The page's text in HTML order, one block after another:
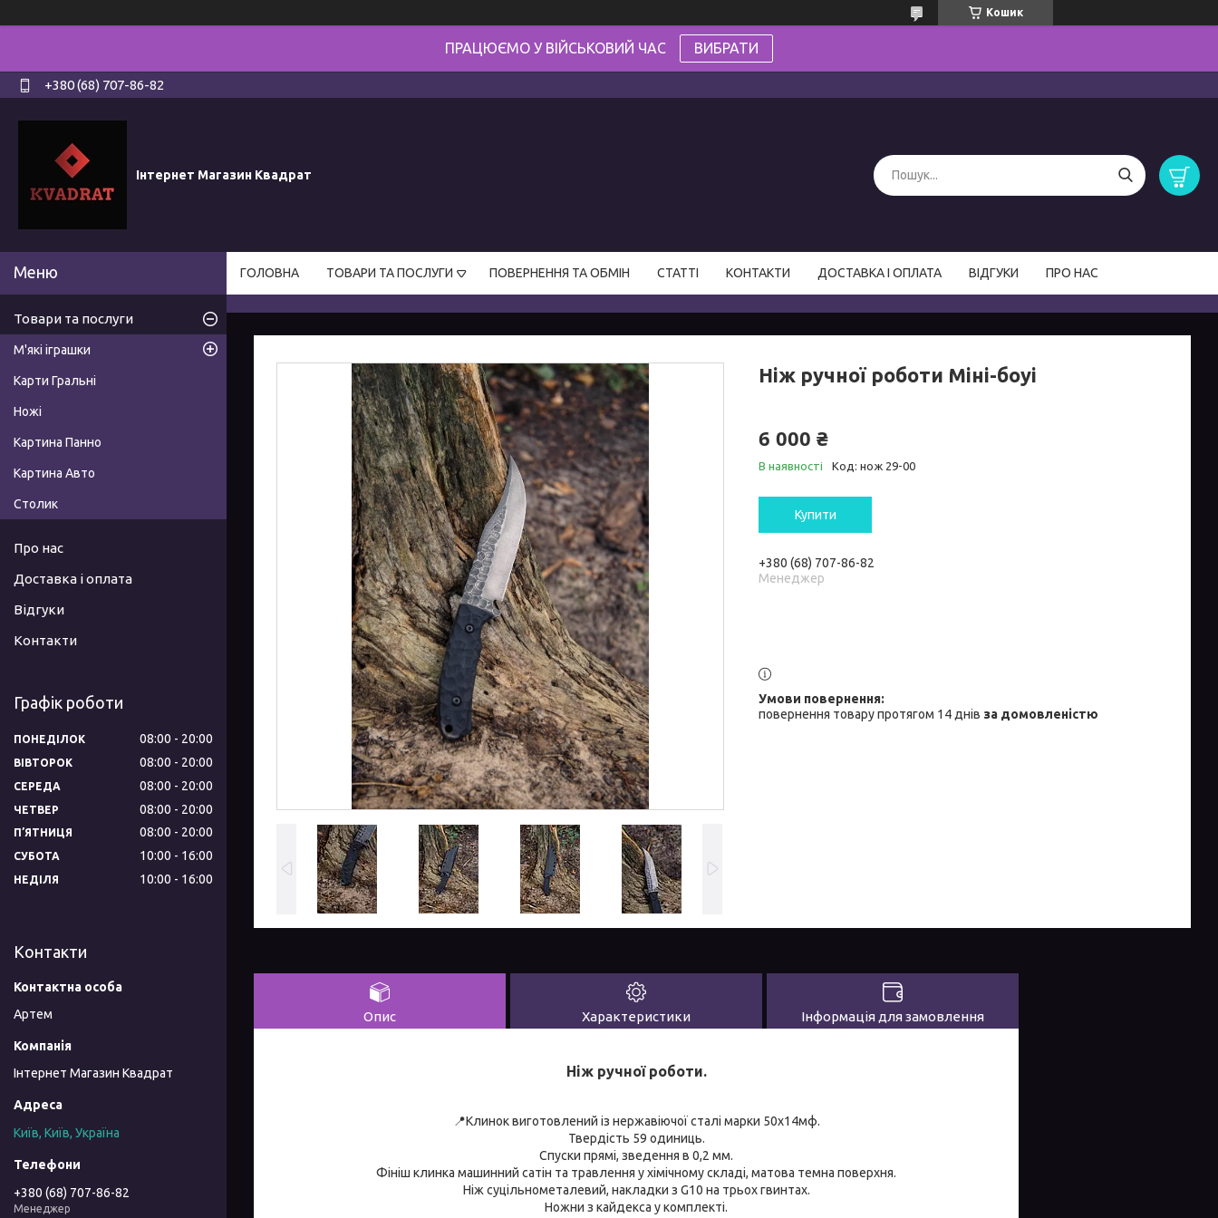
Кошик
ПРАЦЮЄМО У ВІЙСЬКОВИЙ ЧАС ВИБРАТИ
+380 (68) 707-86-82
Інтернет Магазин Квадрат
ГОЛОВНА ТОВАРИ ТА ПОСЛУГИ ПОВЕРНЕННЯ ТА ОБМІН СТАТТІ КОНТАКТИ ДОСТАВКА І ОПЛАТА ВІДГУКИ ПРО НАС
Ніж ручної роботи Міні-боуі
6 000 ₴
В наявності Код: нож 29-00
Купити
+380 (68) 707-86-82
Менеджер
повернення товару протягом 14 днів за домовленістю
Опис Характеристики Інформація для замовлення
Ніж ручної роботи.
📍Клинок виготовлений із нержавіючої сталі марки 50х14мф.
Твердість 59 одиниць.
Спуски прямі, зведення в 0,2 мм.
Фініш клинка машинний сатін та травлення у хімічному складі, матова темна поверхня.
Ніж суцільнометалевий, накладки з G10 на трьох гвинтах.
Ножни з кайдекса у комплекті.
Товари та послуги
М'які іграшки
Карти Гральні
Ножі
Картина Панно
Картина Авто
Столик
Про нас
Доставка і оплата
Відгуки
Контакти
Графік роботи
ПОНЕДІЛОК 08:00 20:00
ВІВТОРОК 08:00 20:00
СЕРЕДА 08:00 20:00
ЧЕТВЕР 08:00 20:00
ПʼЯТНИЦЯ 08:00 20:00
СУБОТА 10:00 16:00
НЕДІЛЯ 10:00 16:00
Контакти
Артем
Інтернет Магазин Квадрат
Київ, Київ, Україна
+380 (68) 707-86-82
Менеджер